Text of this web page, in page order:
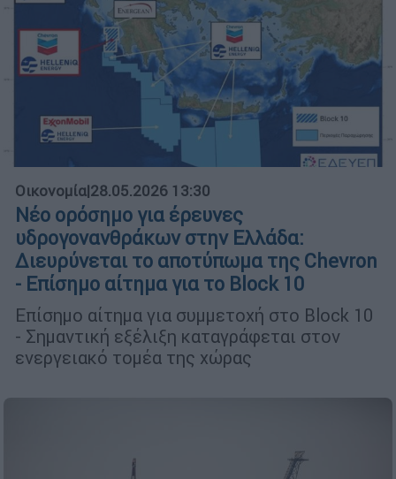
Οικονομία|28.05.2026 13:30
Νέο ορόσημο για έρευνες
υδρογονανθράκων στην Ελλάδα:
Διευρύνεται το αποτύπωμα της Chevron
- Επίσημο αίτημα για το Block 10
Επίσημο αίτημα για συμμετοχή στο Block 10
- Σημαντική εξέλιξη καταγράφεται στον
ενεργειακό τομέα της χώρας